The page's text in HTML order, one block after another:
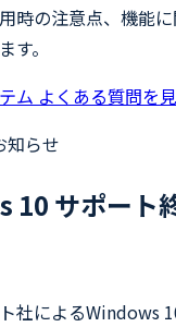
時の注意点、機能
す。
ム よくある質問を
知らせ
10 サポート
社によるWindows